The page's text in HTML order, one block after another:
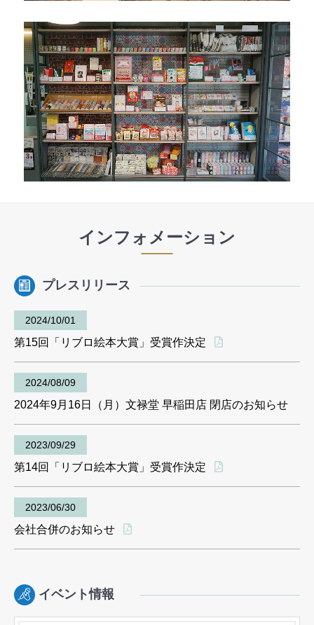
インフォメーション
プレスリリース
2024/10/01
第15回「リブロ絵本大賞」受賞作決定
2024/08/09
2024年9月16日（月）文禄堂 早稲田店 閉店のお知らせ
2023/09/29
第14回「リブロ絵本大賞」受賞作決定
2023/06/30
会社合併のお知らせ
イベント情報